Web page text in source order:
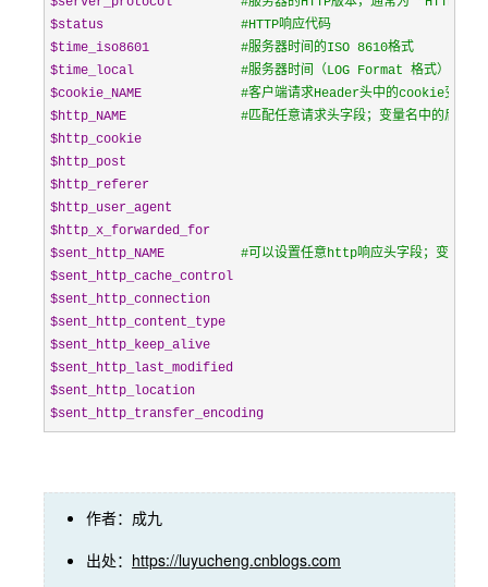
$status
#HTTP响应代码
$time_iso8601
#服务器时间的ISO 8610格式
$time_local
#服务器时间（LOG Format 格式）
$cookie_NAME
#客户端请求Header头中的cookie变量
$http_NAME
#匹配任意请求头字段；变量名中的后
$http_cookie
$http_post
$http_referer
$http_user_agent
$http_x_forwarded_for
$sent_http_NAME
#可以设置任意http响应头字段；变量
$sent_http_cache_control
$sent_http_connection
$sent_http_content_type
$sent_http_keep_alive
$sent_http_last_modified
$sent_http_location
$sent_http_transfer_encoding
作者：成九
出处： https://luyucheng.cnblogs.com